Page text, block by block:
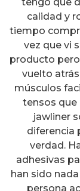
calidad y
tiempo
vez que vi
producto
vuelto
músculos
tensos que
jawliner
diferencia
verdad.
adhesivas
han sido
persona